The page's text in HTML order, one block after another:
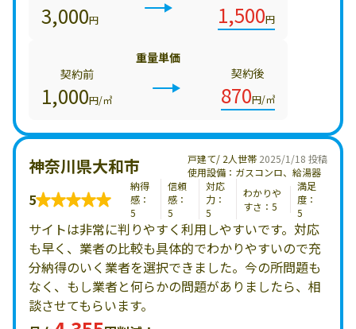
3,000円 1,500円
重量単価
契約前
1,000円/㎥
契約後
870円/㎥
2025/1/18 投稿
神奈川県大和市
戸建て/ 2人世帯
使用設備：ガスコンロ、給湯器
5
納得
感：
5
信頼
感：
5
対応
力：
5
わかりや
すさ：5
満足
度：
5
サイトは非常に判りやすく利用しやすいです。対応
も早く、業者の比較も具体的でわかりやすいので充
分納得のいく業者を選択できました。今の所問題も
なく、もし業者と何らかの問題がありましたら、相
談させてもらいます。